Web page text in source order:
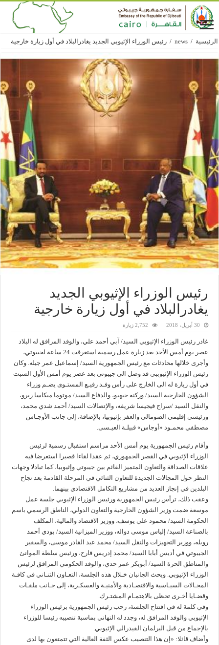
الرئيسية /
news
/ رئيس الوزراء الإثيوبي الجديد يغادرالبلاد في أول زيارة خارجية
رئيس الوزراء الإثيوبي الجديد
يغادرالبلاد في أول زيارة خارجية
30 أبريل، 2018 2,752 زيارة
غادر رئيس الوزراء الإثيوبي السيد/ آبي أحمد علي، والوفد المرافق له البلاد
عصر يوم أمس الأحد بعد زيارة عمل رسمية استغرقت 24 ساعة لجيبوتي،
وأجرى خلالها محادثات مع رئيس الجمهورية السيد/ إسماعيل عمر جيله. وكان
رئيس الوزراء الإثيوببي قد وصل الى جيبوتي بعد عصر يوم أمس الأول السبت
في أول زيارة له الى الخارج على رأس وفـد رفيـع المستـوى يضـم وزراء
الشؤون الخارجية السيد/ وركنه جبهيو، والدفاع السيد/ موتوما ميكاسا زيرو،
والنقل السيد /سراج فيجيسا شريفه، والإتصالات السيد/ أحمد شدي محمد،
ورئيسي إقليمي الصومالي والعفر بإثيوبيا، بالإضافة، إلى جانب الأوجـاس
مصطفي محمـود «أوجاس» قبيلـة العيـسى.
وأقام رئيس الجمهورية يوم أمس الأحد مراسم استقبال رسمية لرئيس
الوزراء الإثيوبي في القصر الجمهوري، ثم عقدا لقاءا قصيرا استعرضا فيه
علاقات الصداقة والتعاون المتميز القائم بين جيبوتي وإثيوبيا، كما تبادلا وجهات
النظر حول المجالات الجديدة للتعاون الثنائي في المرحلة القادمة بعد نجاح
البلدين في إنجاز العديد من مشاريع التكامل الاقتصادي بينهما.
وعقب ذلك، ترأس رئيس الجمهورية ورئيس الوزراء الإثيوبي جلسة عمل
موسعة ضمت وزير الشؤون الخارجية والتعاون الدولي، الناطق الرسمي باسم
الحكومة السيد/ محمود علي يوسف، ووزير الاقتصاد والمالية، المكلف
بالصناعة السيد/ إلياس موسى دواله، ووزير الميزانية السيد/ بودي أحمد
روبله، ووزير التجهيزات والنقل السيد/ محمد عبد القادر موسى، والسفير
الجيبوتي في أديس أبابا السيد/ محمد إدريس فارح، ورئيس سلطة الموانئ
والمناطق الحرة السيد/ أبوبكر عمر حدي، والوفد الحكومي المرافق لرئيس
الوزراء الإثيوبي. وبحث الجانبان خـلال هذه الجلسة، التعـاون الثنـاني في كافـة
المجـالات السيـاسية والاقتصـادية والأمنيـة والعسكـرية، إلى جـانب ملفـات
وقضـايا أخـرى تحظى بالاهتمـام المشتـرك.
وفي كلمة له في افتتاح الجلسة، رحب رئيس الجمهورية برئيس الوزراء
الإثيوبي والوفد المرافق له، وجدد له التهاني بماسبة تنصيبه رئيسا للوزراء
بالإجماع من قبل البرلمان الفيدرالي الإثيوبي.
وأضاف قائلا: «إن هذا التنصيب عكس الثقة العالية التي تتمتعون بها لدى